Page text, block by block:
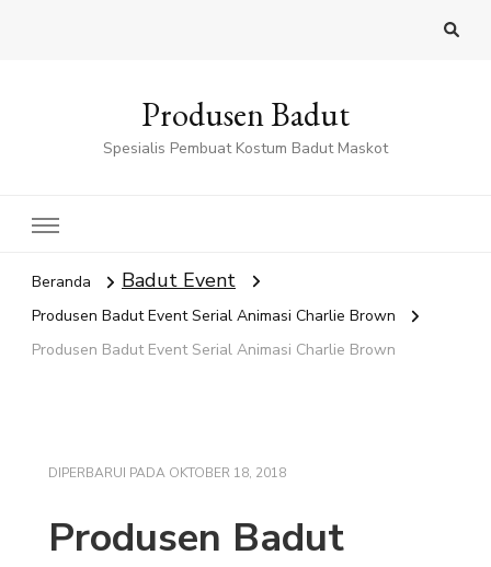
Produsen Badut
Spesialis Pembuat Kostum Badut Maskot
Beranda Badut Event
Produsen Badut Event Serial Animasi Charlie Brown
Produsen Badut Event Serial Animasi Charlie Brown
DIPERBARUI PADA OKTOBER 18, 2018
Produsen Badut